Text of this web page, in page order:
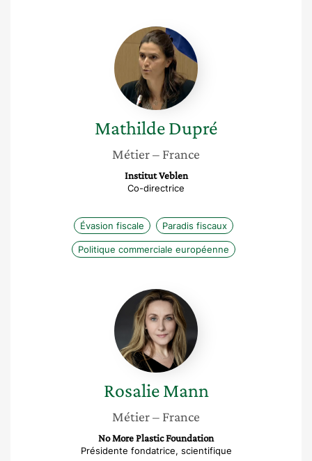
Mathilde
Dupré
MathildeDupré
Métier– France
Institut Veblen
Co-directrice
Évasion fiscale Paradis fiscaux
Politique commerciale européenne
Rosalie
Mann
Rosalie Mann
Métier– France
No More Plastic Foundation
Présidente fondatrice, scientifique